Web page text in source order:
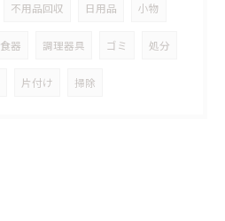
不用品回収 日用品 小物
食器 調理器具 ゴミ 処分
片付け 掃除